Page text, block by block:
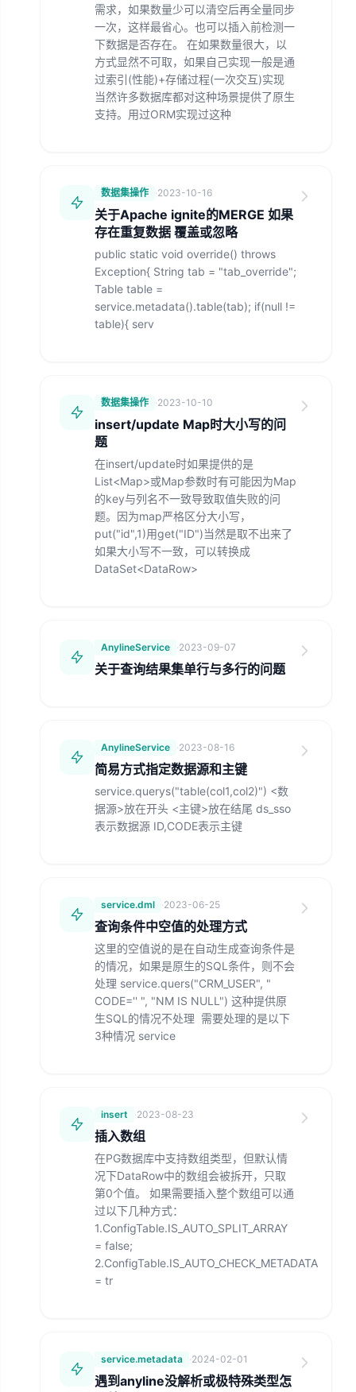
需求，如果数量少可以清空后再全量同步
一次，这样最省心。也可以插入前检测一
下数据是否存在。 在如果数量很大，以
方式显然不可取，如果自己实现一般是通
过索引(性能)+存储过程(一次交互)实现
当然许多数据库都对这种场景提供了原生
支持。用过ORM实现过这种
数据集操作 ·2023-10-16
关于Apache ignite的MERGE 如果
存在重复数据 覆盖或忽略
public static void override() throws
Exception{ String tab = "tab_override";
Table table =
service.metadata().table(tab); if(null !=
table){ serv
数据集操作 ·2023-10-10
insert/update Map时大小写的问
题
在insert/update时如果提供的是
List<Map>或Map参数时有可能因为Map
的key与列名不一致导致取值失败的问
题。因为map严格区分大小写，
put("id",1)用get("ID")当然是取不出来了
如果大小写不一致，可以转换成
DataSet<DataRow>
AnylineService ·2023-09-07
关于查询结果集单行与多行的问题
AnylineService ·2023-08-16
简易方式指定数据源和主键
service.querys("table(col1,col2)") <数
据源>放在开头 <主键>放在结尾 ds_sso
表示数据源 ID,CODE表示主键
service.dml ·2023-06-25
查询条件中空值的处理方式
这里的空值说的是在自动生成查询条件是
的情况，如果是原生的SQL条件，则不会
处理 service.quers("CRM_USER", "
CODE='' ", "NM IS NULL") 这种提供原
生SQL的情况不处理 需要处理的是以下
3种情况 service
insert ·2023-08-23
插入数组
在PG数据库中支持数组类型，但默认情
况下DataRow中的数组会被拆开，只取
第0个值。 如果需要插入整个数组可以通
过以下几种方式：
1.ConfigTable.IS_AUTO_SPLIT_ARRAY
= false;
2.ConfigTable.IS_AUTO_CHECK_METADATA
= tr
service.metadata ·2024-02-01
遇到anyline没解析或极特殊类型怎